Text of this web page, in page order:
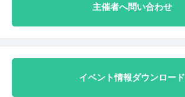
主催者へ問い合わせ
イベント情報ダウンロード